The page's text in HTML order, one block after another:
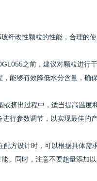
纤改性颗粒的性能，合理的
之前，建议对颗粒进行
，能够有效降低水分含量，确
或挤出过程中，适当提高温
进行参数调节，以实现最佳的
配方设计时，可以根据具体
。同时，注意不要超量添加